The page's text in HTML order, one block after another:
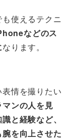
使えるテクニ
などのス
なります。
情を撮りたい
ンの人を見
と経験など、
を向上させた